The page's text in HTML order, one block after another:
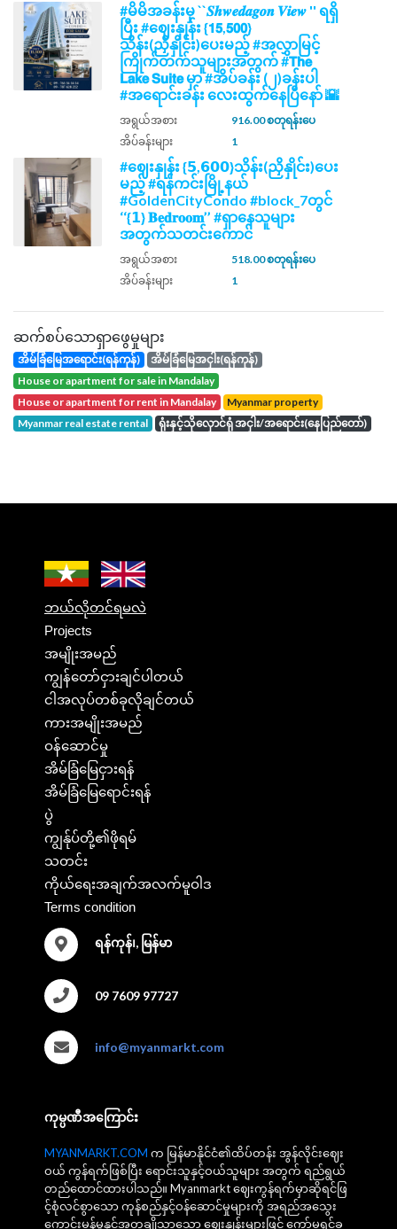
#မိမိအခန်းမှ ``𝑺𝒉𝒘𝒆𝒅𝒂𝒈𝒐𝒏 𝑽𝒊𝒆𝒘 '' ရရှိ
ပြီး #ဈေးနှုန်း {𝟭𝟱,𝟱𝟬𝟬}
သိန်း(ညှိနှိုင်း)ပေးမည့် #အလွှာမြင့်
ကြိုက်တက်သူများအတွက် #𝗧𝗵𝗲
𝗟𝗮𝗸𝗲 𝗦𝘂𝗶𝘁𝗲 မှာ #အိပ်ခန်း (၂)ခန်းပါ
#အရောင်းခန်း လေးထွက်နေပြီနော် 🌇
အရွယ်အစား
916.00 စတုရန်းပေ
အိပ်ခန်းများ
1
#ဈေးနှုန်း {𝟱,𝟲𝟬𝟬}သိန်း(ညှိနှိုင်း)ပေး
မည့် #ရန်ကင်းမြို့နယ်
#GoldenCityCondo #block_7တွင်
‘‘{𝟭} 𝐁𝐞𝐝𝐫𝐨𝐨𝐦’’ #ရှာနေသူများ
အတွက်သတင်းကောင်
အရွယ်အစား
518.00 စတုရန်းပေ
အိပ်ခန်းများ
1
ဆက်စပ်သောရှာဖွေမှုများ
အိမ်ခြံမြေအရောင်း(ရန်ကုန်)
အိမ်ခြံမြေအငှါး(ရန်ကုန်)
house or apartment for sale in Mandalay
house or apartment for rent in Mandalay
Myanmar property
Myanmar real estate rental
ရုံးနှင့်သိုလှောင်ရုံ အငှါး/အရောင်း(နေပြည်တော်)
ဘယ်လိုတင်ရမလဲ
Projects
အမျိုးအမည်
ကျွန်တော်ငှားချင်ပါတယ်
ငါအလုပ်တစ်ခုလိုချင်တယ်
ကားအမျိုးအမည်
ဝန်ဆောင်မှု
အိမ်ခြံမြေငှားရန်
အိမ်ခြံမြေရောင်းရန်
ပွဲ
ကျွန်ုပ်တို့၏ဖိုရမ်
သတင်း
ကိုယ်ရေးအချက်အလက်မူဝါဒ
Terms condition
ရန်ကုန်၊, မြန်မာ
09 7609 97727
info@myanmarkt.com
ကုမ္ပဏီအကြောင်း
MYANMARKT.COM က မြန်မာနိုင်ငံ၏ထိပ်တန်း အွန်လိုင်းဈေး
ဝယ် ကွန်ရက်ဖြစ်ပြီး ရောင်းသူနှင့်ဝယ်သူများ အတွက် ရည်ရွယ်
တည်ထောင်ထားပါသည်။ Myanmarkt ဈေးကွန်ရက်မှာဆိုရင်ဖြ
င့်စုံလင်စွာသော ကုန်စည်နှင့်ဝန်ဆောင်မှုများကို အရည်အသွေး
ကောင်းမွန်မှုနှင့်အတူချိုသာသော ဈေးနှုန်းများဖြင့် ကော်မရှင်ခ